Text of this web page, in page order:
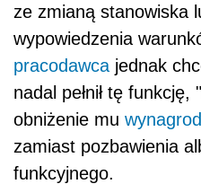
ze zmianą stanowiska
wypowiedzenia
pracodawca jednak
nadal pełnił tę
obniżenie mu
zamiast pozbawienia
funkcyjnego.